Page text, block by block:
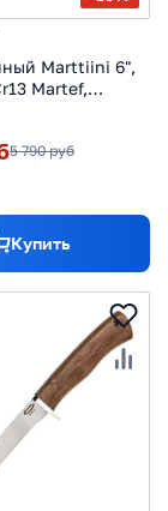
Marttiini 6",
Martef,
5 790 руб
Купить